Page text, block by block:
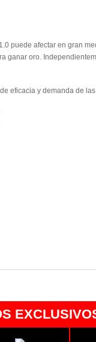
puede afectar en gran
ganar oro.
eficacia y demanda de